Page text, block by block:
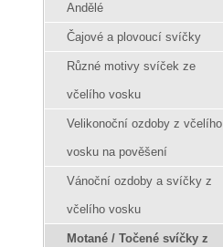
Andělé
Čajové a plovoucí svíčky
Různé motivy svíček ze
včelího vosku
Velikonoční ozdoby z včelího
vosku na pověšení
Vánoční ozdoby a svíčky z
včelího vosku
Motané / Točené svíčky z